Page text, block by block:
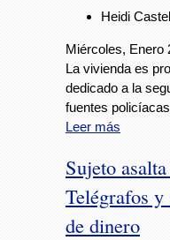
Heidi
Miércoles, Enero
La vivienda es
dedicado a la
fuentes policíacas
Leer más
Sujeto
Telégrafos
de dinero